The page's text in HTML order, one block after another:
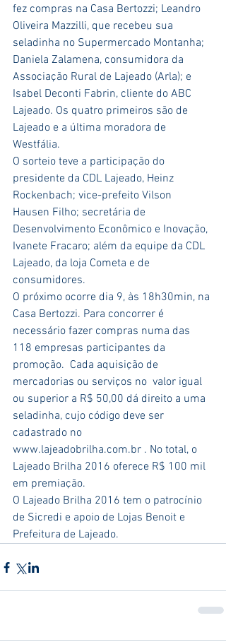
fez compras na Casa Bertozzi; Leandro
Oliveira Mazzilli, que recebeu sua
seladinha no Supermercado Montanha;
Daniela Zalamena, consumidora da
Associação Rural de Lajeado (Arla); e
Isabel Deconti Fabrin, cliente do ABC
Lajeado. Os quatro primeiros são de
Lajeado e a última moradora de
Westfália.
O sorteio teve a participação do
presidente da CDL Lajeado, Heinz
Rockenbach; vice-prefeito Vilson
Hausen Filho; secretária de
Desenvolvimento Econômico e Inovação,
Ivanete Fracaro; além da equipe da CDL
Lajeado, da loja Cometa e de
consumidores.
O próximo ocorre dia 9, às 18h30min, na
Casa Bertozzi. Para concorrer é
necessário fazer compras numa das
118 empresas participantes da
promoção.  Cada aquisição de
mercadorias ou serviços no  valor igual
ou superior a R$ 50,00 dá direito a uma
seladinha, cujo código deve ser
cadastrado no
www.lajeadobrilha.com.br . No total, o
Lajeado Brilha 2016 oferece R$ 100 mil
em premiação.
O Lajeado Brilha 2016 tem o patrocínio
de Sicredi e apoio de Lojas Benoit e
Prefeitura de Lajeado.